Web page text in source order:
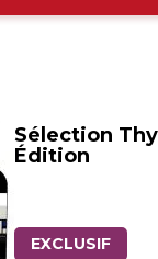
Sélection
Édition
EXCLUSIF